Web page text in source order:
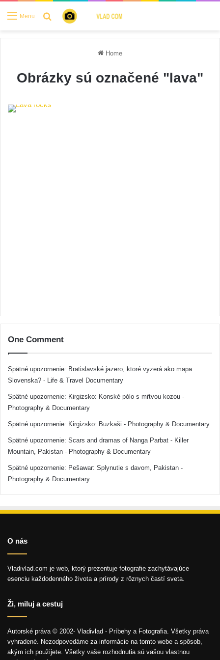
Menu Search for
Home
Obrázky sú označené "lava"
One Comment
Spätné upozornenie: Bratislavské jazero, ktoré vyzerá ako mapa
Slovenska? - Life & Travel Documentary
Spätné upozornenie: Kirgizsko: Konské pólo s mŕtvou kozou -
Photography & Documentary
Spätné upozornenie: Kirgizsko: Buzkaši - Photography & Documentary
Spätné upozornenie: Scars and dramas of Nanga Parbat - Killer
Mountain, Pakistan - Photography & Documentary
Spätné upozornenie: Pešawar: Splynutie s davom, Pakistan -
Photography & Documentary
O nás
Vladivlad.com je web, ktorý prezentuje fotografie zachytávajúce
esenciu každodenného života a prírody z rôznych častí sveta.
Ži, miluj a cestuj
Autorské práva © 2002- Vladivlad - Príbehy a Fotografia. Všetky práva
vyhradené. Nezodpovedáme za informácie na tomto webe a spôsob,
akým ich použijete. Všetky vaše rozhodnutia sú vašou vlastnou